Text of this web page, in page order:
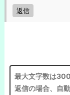
返信